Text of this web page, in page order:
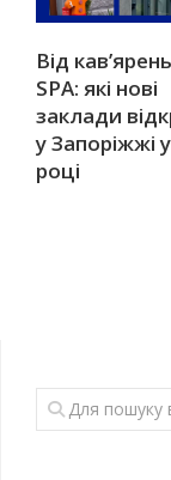
Від
SPA: які нові
заклади
у Запоріжжі
році